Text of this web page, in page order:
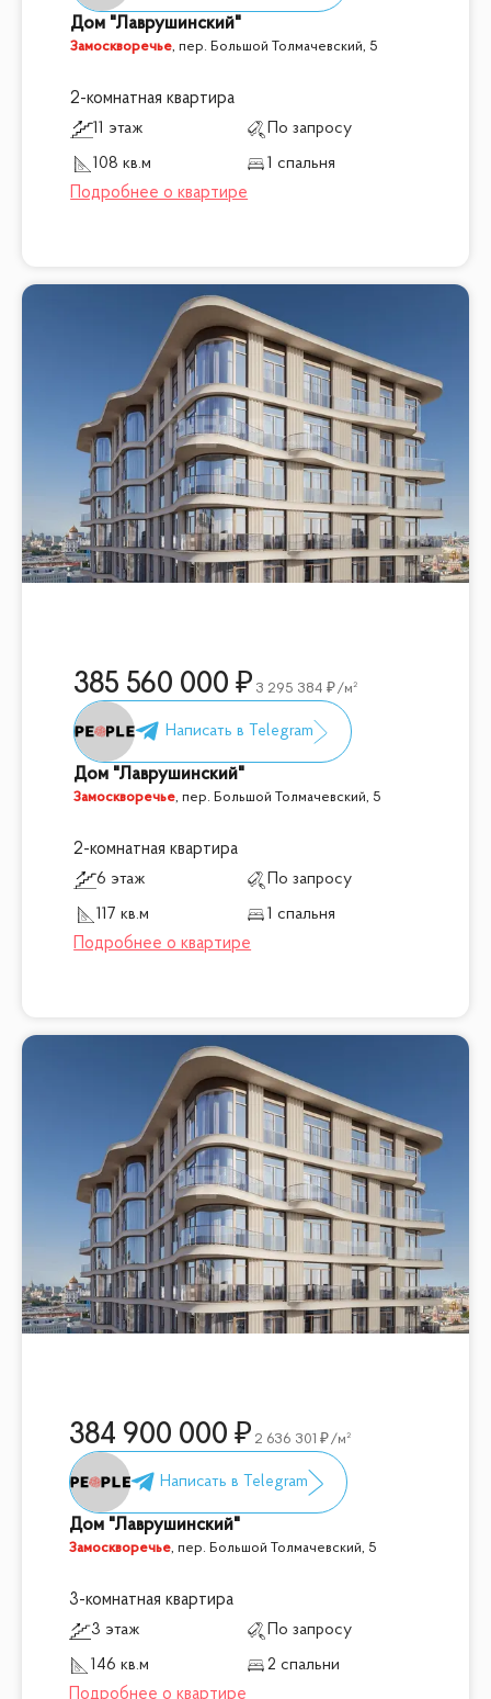
Дом "Лаврушинский"
Замоскворечье,пер. Большой Толмачевский, 5
2-комнатная квартира
11 этаж
По запросу
108 кв.м
1 спальня
385 560 000 3 295 384 /м²
Дом "Лаврушинский"
Замоскворечье,пер. Большой Толмачевский, 5
2-комнатная квартира
6 этаж
По запросу
117 кв.м
1 спальня
384 900 000 2 636 301 /м²
Дом "Лаврушинский"
Замоскворечье, пер. Большой Толмачевский, 5
3-комнатная квартира
3 этаж
По запросу
146 кв.м
2 спальни